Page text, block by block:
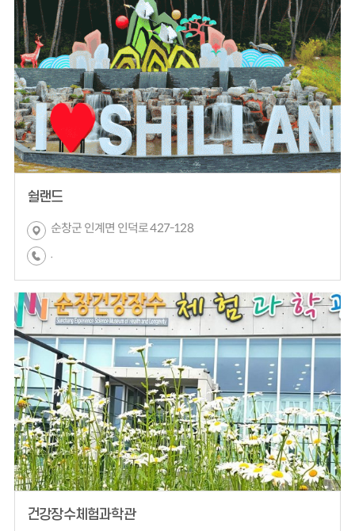
쉴랜드
순창군 인계면 인덕로 427-128
.
건강장수체험과학관